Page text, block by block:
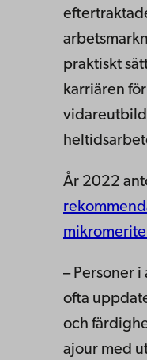
praktiskt
karriären
År 2022
– Personer
ofta
och
ajour med